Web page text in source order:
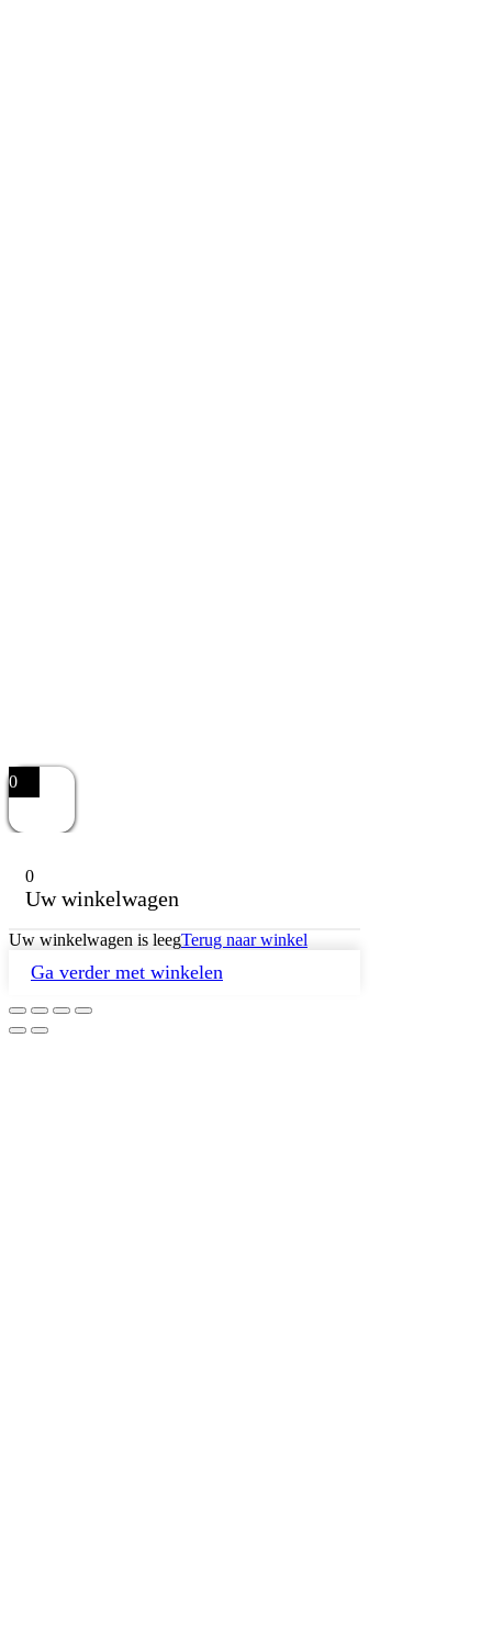
0
0
Uw winkelwagen
Uw winkelwagen is leegTerug naar winkel
Ga verder met winkelen